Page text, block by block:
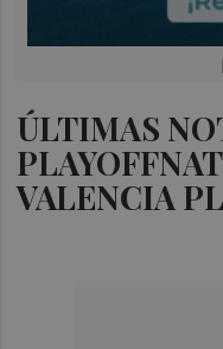
ÚLTIMAS
VALENCIA